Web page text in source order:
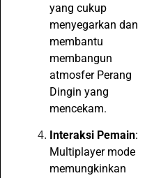
yang cukup
menyegarkan dan
membantu
membangun
atmosfer Perang
Dingin yang
mencekam.
Interaksi Pemain:
Multiplayer mode
memungkinkan